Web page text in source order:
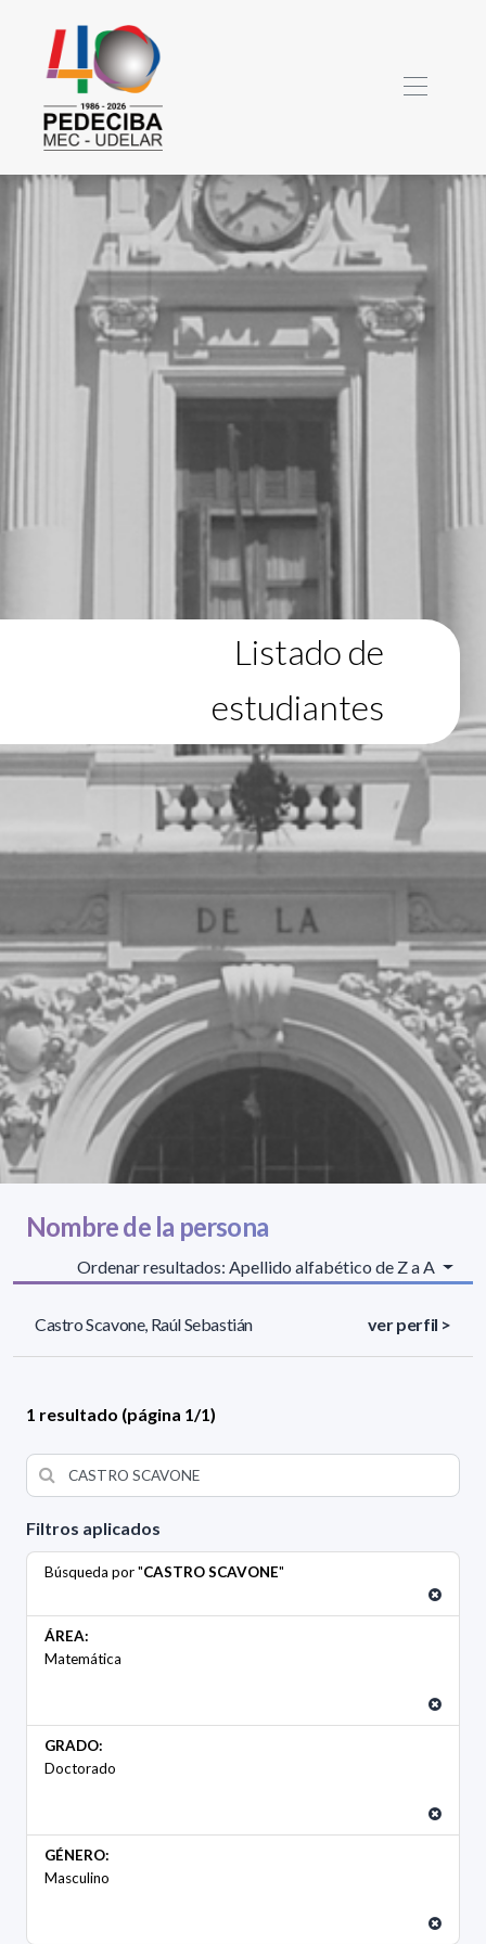
Listado de
estudiantes
Filtros aplicados
Búsqueda por "CASTRO SCAVONE"
ÁREA:
Matemática
GRADO:
Doctorado
GÉNERO:
Masculino
Nombre de la persona
Ordenar resultados: Apellido alfabético de Z a A
Castro Scavone, Raúl Sebastián ver perfil >
1 resultado (página 1/1)